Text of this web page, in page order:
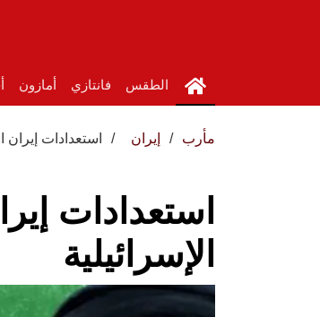
الطقس فانتازي أمازون
مأرب إيران استعدادات
استعدادات
الإسرائيلية